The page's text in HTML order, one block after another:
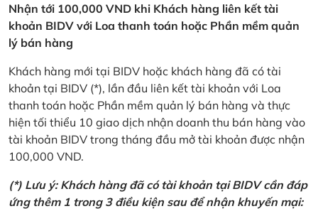
Nhận tới 100,000 VND khi Khách hàng liên kết tài
khoản BIDV với Loa thanh toán hoặc Phần mềm quản
lý bán hàng
Khách hàng mới tại BIDV hoặc khách hàng đã có tài
khoản tại BIDV (*), lần đầu liên kết tài khoản với Loa
thanh toán hoặc Phần mềm quản lý bán hàng và thực
hiện tối thiểu 10 giao dịch nhận doanh thu bán hàng vào
tài khoản BIDV trong tháng đầu mở tài khoản được nhận
100,000 VND.
(*) Lưu ý: Khách hàng đã có tài khoản tại BIDV cần đáp
ứng thêm 1 trong 3 điều kiện sau để nhận khuyến mại: